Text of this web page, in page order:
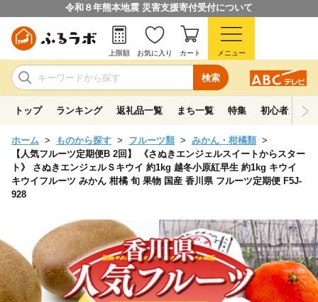
令和８年熊本地震 災害支援寄付受付について
検索
上限額 お気に入り カート メニュー
トップ ランキング 返礼品一覧 まち一覧 特集 初心者ガイド
ホーム ものから探す フルーツ類
みかん・柑橘類
【人気フルーツ定期便B 2回】 《さぬきエンジェルスイートからスター
ト》 さぬきエンジェルＳキウイ 約1kg 越冬小原紅早生 約1kg キウイ
キウイフルーツ みかん 柑橘 旬 果物 国産 香川県 フルーツ定期便 F5J-
928